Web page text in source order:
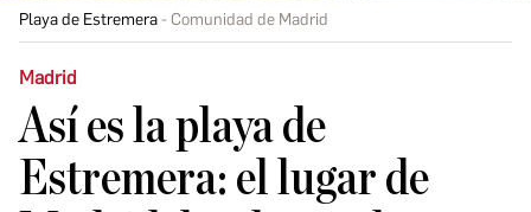
Playa de Estremera Comunidad de Madrid
Madrid
Así es la playa de
Estremera: el lugar de